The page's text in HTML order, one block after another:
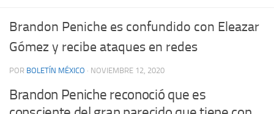
Brandon Peniche es confundido con Eleazar
Gómez y recibe ataques en redes
POR BOLETÍN MÉXICO · NOVIEMBRE 12, 2020
Brandon Peniche reconoció que es